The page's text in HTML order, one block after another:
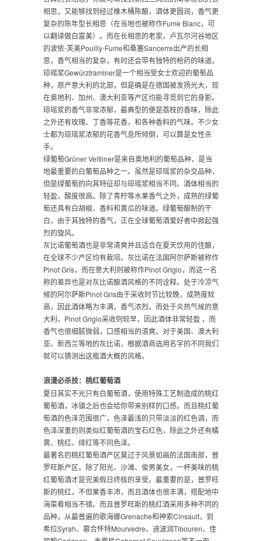
相思，又能够找到经过橡木桶陈酿，酒体更圆润，香气更
复杂的陈年型长相思（在当地也被称作Fume Blanc，可
以翻译做白富美）。而在长相思的老家，卢瓦尔河谷地区
的波依-芙美Pouilly-Fume和桑塞Sancerre出产的长相
思，香气相当的复杂，有时还会带有独特的枪药的味道。
琼瑶浆Gewürztraminer是一个相当受女士欢迎的葡萄品
种，原产意大利的北部，但是确是在德国被发扬光大，现
在奥地利、加州、澳大利亚等产区均能寻觅到它的身影。
琼瑶浆的香气非常浓郁，最典型的便是荔枝的香味，除此
之外还有玫瑰、丁香等花香，和各种香料的气味。不少女
士都为琼瑶浆浓郁的花香气息所倾倒，可以算是女性杀
手。
绿葡萄Grüner Veltliner是来自奥地利的葡萄品种，是当
地最重要的白葡萄品种之一。虽然是琼瑶浆的杂交品种，
但是绿葡萄的向其特征却与琼瑶浆相当不同。酒体相当的
轻盈，酸度很高。除了青柠等水果香气之外，成熟的绿葡
萄还具有白胡椒、香料和黄瓜的味道。绿葡萄酿制的干
白，由于其独特的香气，正在全球葡萄酒爱好者中掀起强
烈的旋风。
灰比诺葡萄酒也是非常清爽并且适合在夏天饮用的佳酿，
在全球不少产区均有栽培。灰比诺在法国阿尔萨斯被称作
Pinot Gris，而在意大利则被称作Pinot Grigio，而这一名
称的差异也是对灰比诺酿酒风格的不同诠释。处于冷凉气
候的阿尔萨斯Pinot Gris由于采收时节比较晚，成熟度较
高，因此酒体略为丰满，香气浓烈。而处于炎热气候的意
大利，Pinot Grigio采收则较早，因此酒体非常轻盈 ，而
香气也很细腻微弱，口感相当的清爽。对于美国、澳大利
亚、新西兰等地的灰比诺，根据酒商选用名字的不同我们
就可以猜测出这瓶酒大概的风格。
浪漫必杀技：桃红葡萄酒
夏日其实不光只有白葡萄酒，使用特殊工艺制造成的桃红
葡萄酒，冰镇之后也会给你带来别样的口感。而且桃红葡
萄酒的色泽范围很广，色泽最浅的只带淡淡的红色调，而
色泽深重的则类似红葡萄酒的宝石红色，除此之外还有橘
黄、桃红、绯红等不同色泽。
最著名的桃红葡萄酒产区莫过于风景如画的法国南部，普
罗旺斯产区。除了阳光、沙滩、俊男美女，一杯美味的桃
红葡萄酒才是完美假日终极的享受。最重要的是，普罗旺
斯的桃红，不但果香丰沛，而且酒体也很丰满，搭配地中
海菜肴相当不错。而且普罗旺斯的桃红酒采用多种不同的
品种，从最普遍的歌海娜Grenache和神索Cinsault，到
希拉Syrah、慕合怀特Mourvedre、迪波润Tibouren、佳